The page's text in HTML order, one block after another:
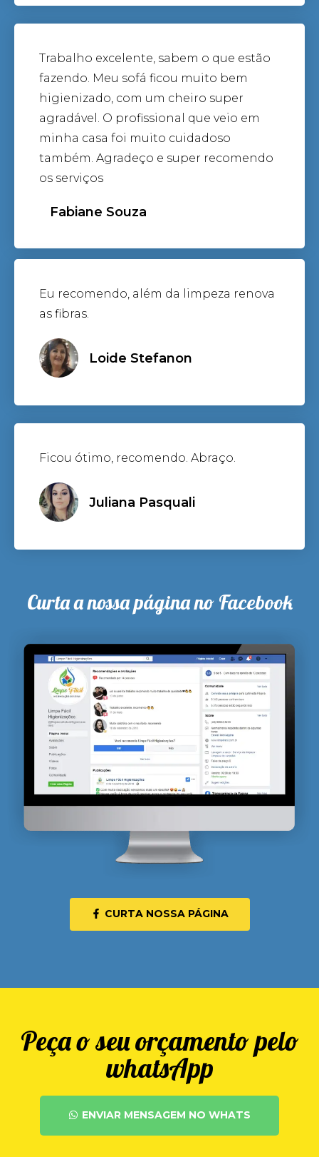
Trabalho excelente, sabem o que estão
fazendo. Meu sofá ficou muito bem
higienizado, com um cheiro super
agradável. O profissional que veio em
minha casa foi muito cuidadoso
também. Agradeço e super recomendo
os serviços
Fabiane Souza
Eu recomendo, além da limpeza renova
as fibras.
Loide Stefanon
Ficou ótimo, recomendo. Abraço.
Juliana Pasquali
Curta a nossa página no Facebook
CURTA NOSSA PÁGINA
Peça o seu orçamento pelo
whatsApp
ENVIAR MENSAGEM NO WHATS